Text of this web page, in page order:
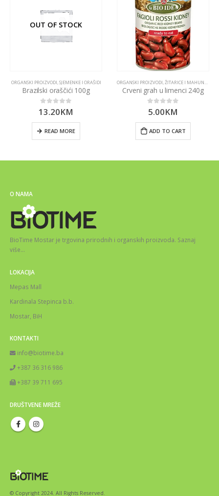
OUT OF STOCK
ORGANSKI PROIZVODI,SJEMENKE I ORAŠIDI
Brazilski oraščići 100g
0 out of 5
13.20KM
READ MORE
ORGANSKI PROIZVODI,ŽITARICE I MAHUNARKE
Crveni grah u limenci 240g
0out of 5
5.00KM
ADD TO CART
O NAMA
BioTime Mostar je trgovina prirodnih i organskih proizvoda. Saznaj
više…
LOKACIJA
Mepas Mall
Kardinala Stepinca b.b.
Mostar, BiH
KONTAKTI
info@biotime.ba
+387 36 316 986
+387 39 711 695
DRUŠTVENE MREŽE
© Copyright 2024. All Rights Reserved.